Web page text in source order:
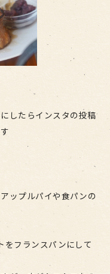
したらインスタの投稿
ップルパイや食パンの
をフランスパンにして